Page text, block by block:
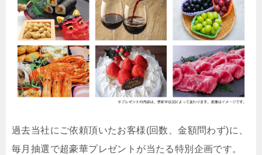
過去当社にご依頼頂いたお客様(回数、金額問わず)に、
毎月抽選で超豪華プレゼントが当たる特別企画です。